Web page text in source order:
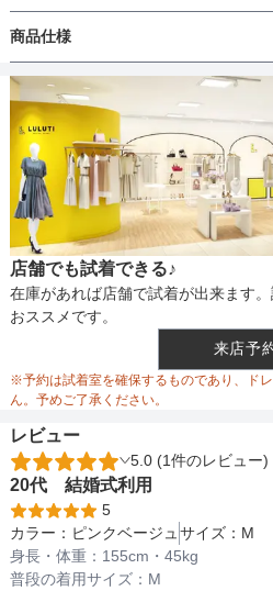
肩幅
そでの長さ
アームホール
バスト
ヒップ
総レースだけど甘すぎない大人っぽ
す。首元と袖口の切り替え、ウエス
ントに♪袖のパフスリーブが女性らし
じめ、パーティーやちょっとしたお
商品仕様
丈 ひざ上 ひざ下
生地の厚さ 薄い
裏地 あり
ウエスト調整 リボン調整
備考
素材
店舗でも試着できる♪
在庫があれば店舗で試着が出来ます
おススメです。
来店予
※予約は試着室を確保するものであり、ド
ん。予めご了承ください。
レビュー
5.0 (1件のレビュー)
20代 結婚式利用
5
カラー： ピンクベージュ サイズ： M
身長・体重： 155cm・ 45kg
普段の着用サイズ： M